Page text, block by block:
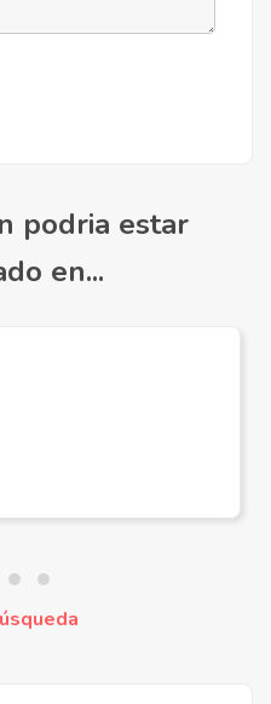
podria estar
en...